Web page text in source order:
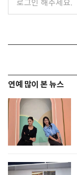
연예 많이 본 뉴스